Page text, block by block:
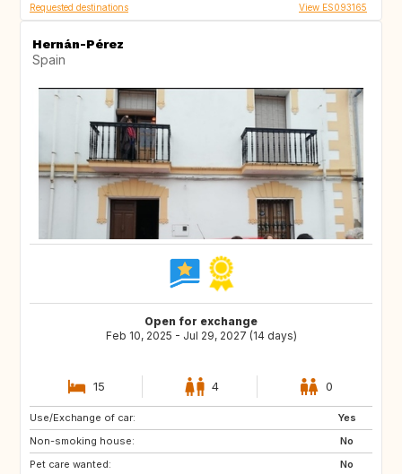
Requested destinations View ES093165
Hernán-Pérez
Spain
Open for exchange
Feb 10, 2025 - Jul 29, 2027 (14 days)
15 4 0
Use/Exchange of car:
Yes
Non-smoking house:
No
Pet care wanted:
No
ES
GB
PT